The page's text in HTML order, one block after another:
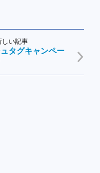
しい記事
タグキャンペー